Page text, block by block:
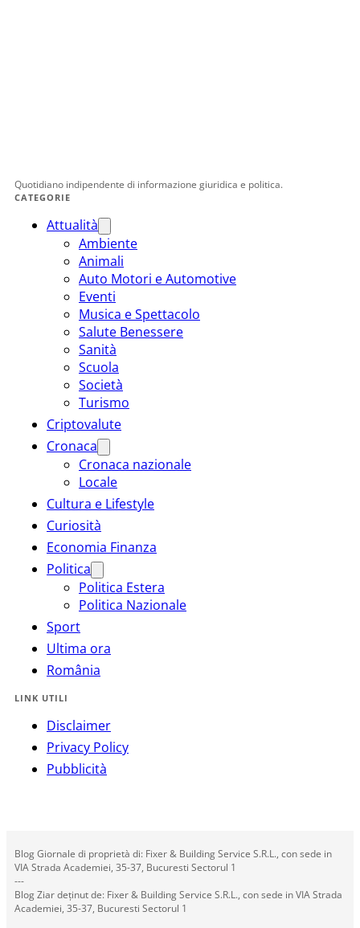
Quotidiano indipendente di informazione giuridica e politica.
CATEGORIE
Attualità
Ambiente
Animali
Auto Motori e Automotive
Eventi
Musica e Spettacolo
Salute Benessere
Sanità
Scuola
Società
Turismo
Criptovalute
Cronaca
Cronaca nazionale
Locale
Cultura e Lifestyle
Curiosità
Economia Finanza
Politica
Politica Estera
Politica Nazionale
Sport
Ultima ora
România
LINK UTILI
Disclaimer
Privacy Policy
Pubblicità
Blog Giornale di proprietà di: Fixer & Building Service S.R.L., con sede in
VIA Strada Academiei, 35-37, Bucuresti Sectorul 1
---
Blog Ziar deținut de: Fixer & Building Service S.R.L., con sede in VIA Strada
Academiei, 35-37, Bucuresti Sectorul 1